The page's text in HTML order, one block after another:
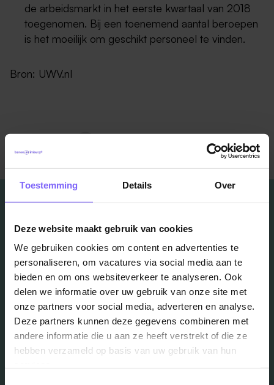
Toestemming Details Over
Deze website maakt gebruik van cookies
We gebruiken cookies om content en advertenties te
personaliseren, om vacatures via social media aan te
bieden en om ons websiteverkeer te analyseren. Ook
delen we informatie over uw gebruik van onze site met
onze partners voor social media, adverteren en analyse.
Deze partners kunnen deze gegevens combineren met
andere informatie die u aan ze heeft verstrekt of die ze
hebben verzameld op basis van uw gebruik van hun
de arbeidsmarkt in het eerste kwartaal van 2018
toegenomen. Bij een toenemend aantal beroepen
is het moeilijk om geschikt personeel te vinden.
Bron: UWV.nl
Vacatures
in je mailbox?
Schrijf je in en we houden je op de hoogte
Job Alert instellen